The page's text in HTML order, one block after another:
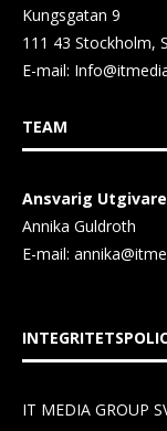
Kungsgatan 9
111 43 Stockholm,
E-mail:
TEAM
Ansvarig Utgivare
Annika Guldroth
E-mail:
IT MEDIA GROUP